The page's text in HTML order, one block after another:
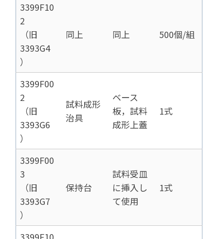
3399F10
2
（旧
3393G4
）
同上 同上 500個/組
3399F00
2
（旧
3393G6
）
試料成形
治具
ベース
板，試料
成形上蓋
1式
3399F00
3
（旧
3393G7
）
保持台
試料受皿
に挿入し
て使用
1式